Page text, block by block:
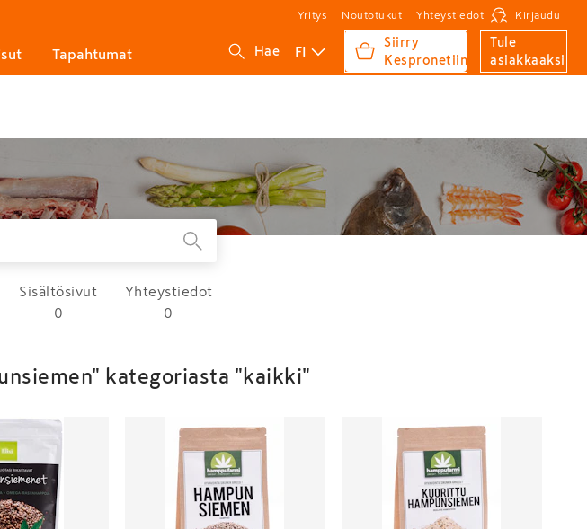
Yritys Noutotukut Yhteystiedot Kirjaudu
Tapahtumat Hae FI
Siirry
Kespronetiin
Tule
asiakkaaksi
Sisältösivut
0
Yhteystiedot
0
kategoriasta "kaikki"